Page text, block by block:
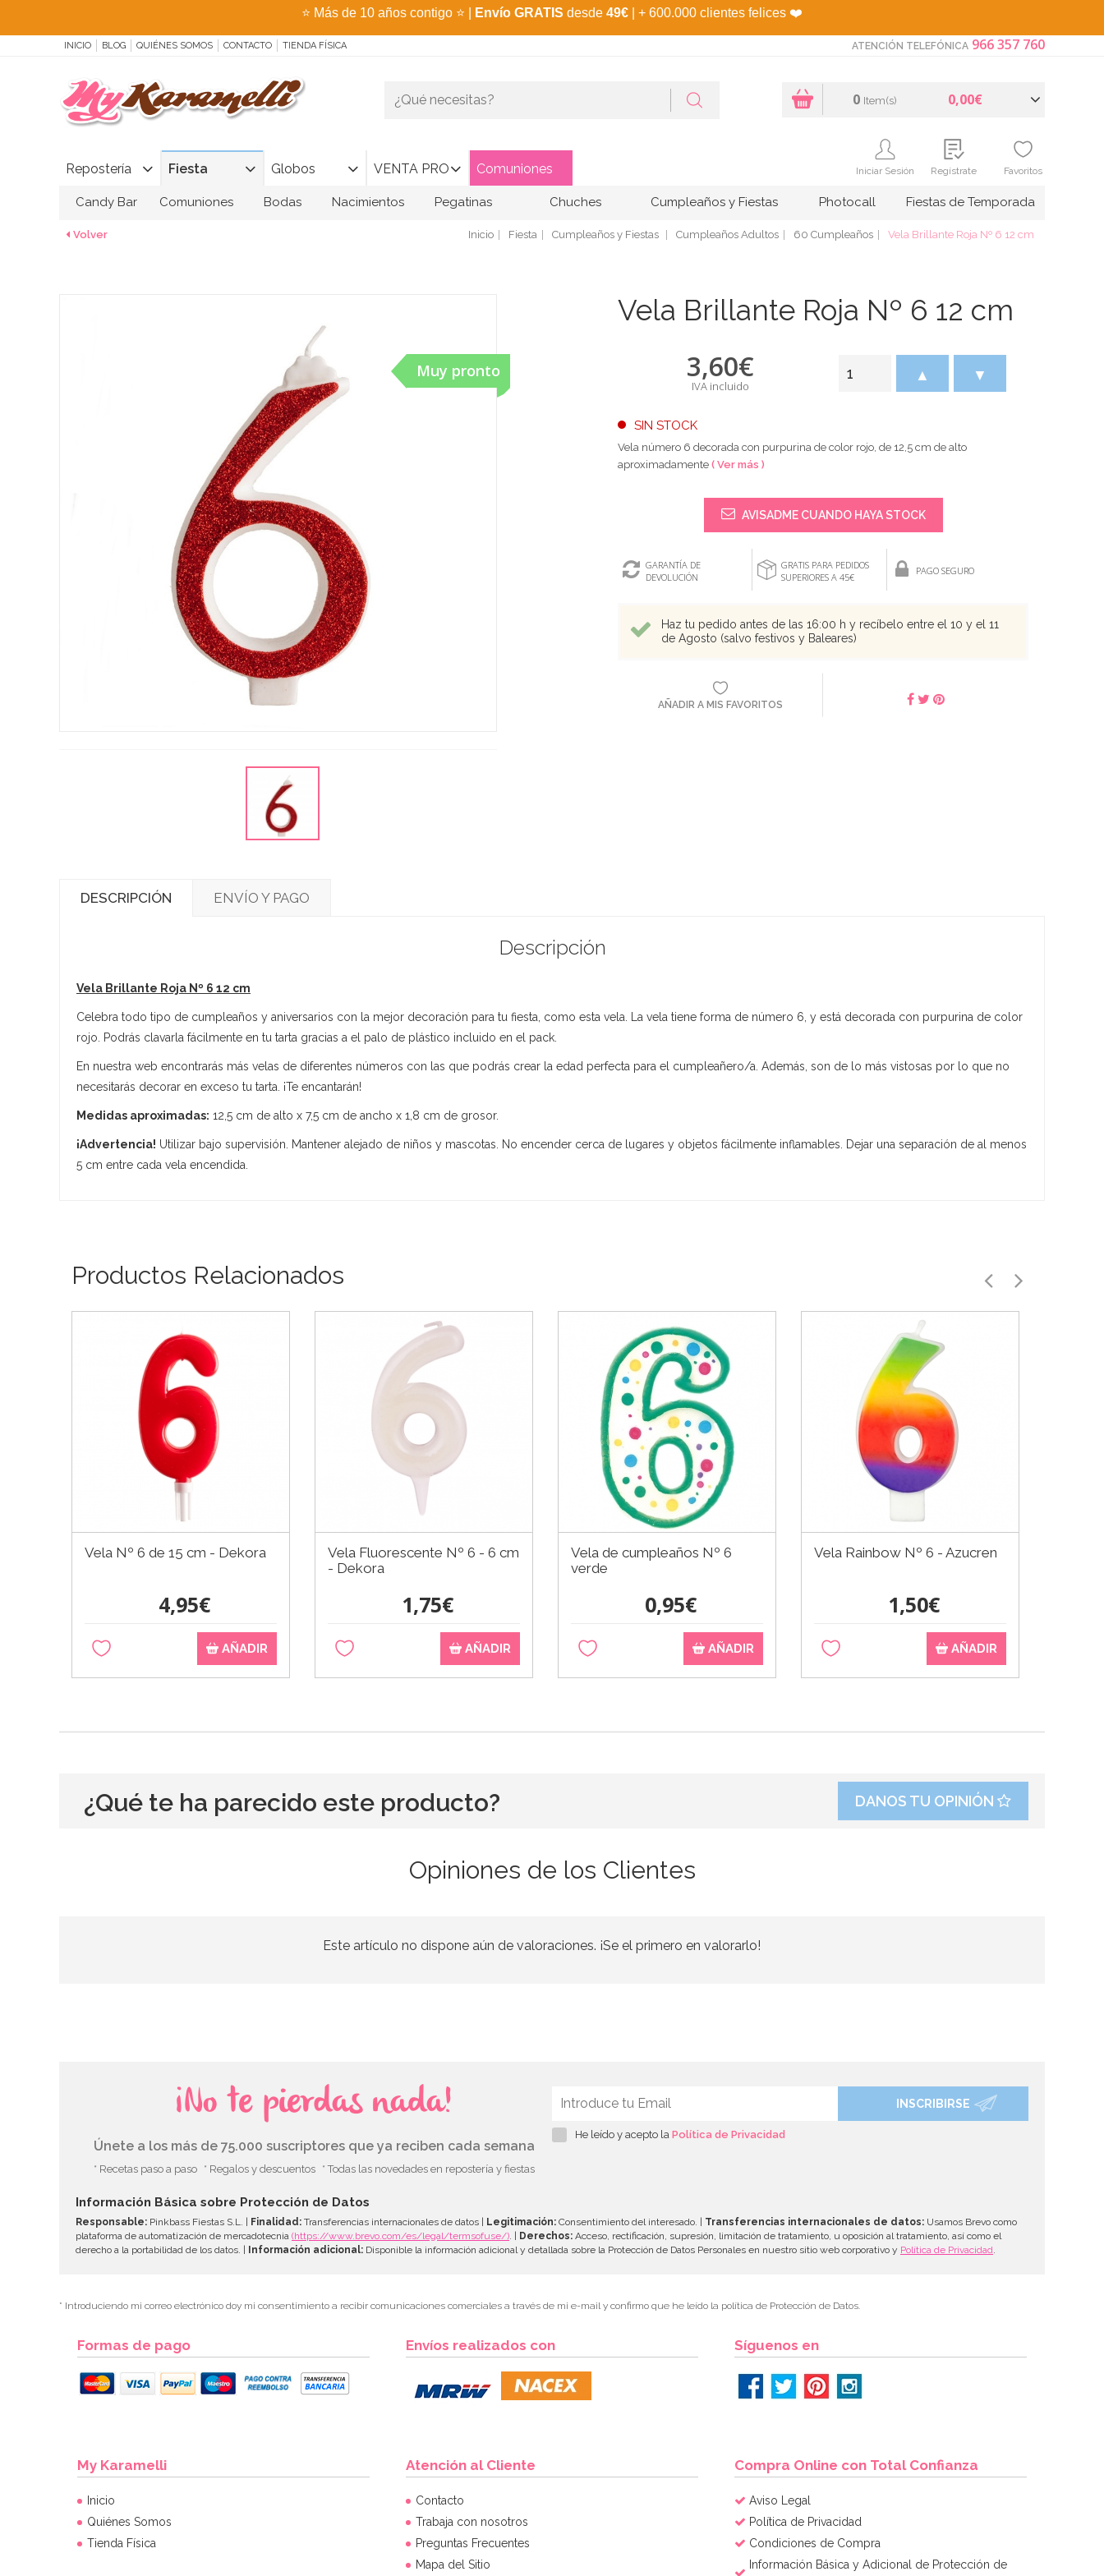
⭐ Más de 10 años contigo ⭐ Envío GRATIS desde 49€ | + 600.000 clientes felices ❤️
INICIO BLOG QUIÉNES SOMOS CONTACTO TIENDA FÍSICA ATENCIÓN TELEFÓNICA 966 357 760
Repostería Fiesta Globos VENTA PRO Comuniones
0 Item(s) 0,00€
Iniciar Sesión Regístrate Favoritos
Candy Bar Comuniones Bodas Nacimientos Pegatinas Chuches Cumpleaños y Fiestas Photocall Fiestas de Temporada
Volver Inicio Fiesta Cumpleaños y Fiestas Cumpleaños Adultos 60 Cumpleaños Vela Brillante Roja Nº 6 12 cm
Muy pronto
Vela Brillante Roja Nº 6 12 cm
3,60€
IVA incluido
SIN STOCK
▲ ▼
Vela número 6 decorada con purpurina de color rojo, de 12,5 cm de alto
aproximadamente ( Ver más )
AVISADME CUANDO HAYA STOCK
GARANTÍA DE
DEVOLUCIÓN
GRATIS PARA PEDIDOS
SUPERIORES A 45€
PAGO SEGURO
Haz tu pedido antes de las 16:00 h y recíbelo entre el 10 y el 11
de Agosto (salvo festivos y Baleares)
AÑADIR A MIS FAVORITOS
DESCRIPCIÓN ENVÍO Y PAGO
Descripción
Vela Brillante Roja Nº 6 12 cm
Celebra todo tipo de cumpleaños y aniversarios con la mejor decoración para tu fiesta, como esta vela. La vela tiene forma de número 6, y está decorada con purpurina de color
rojo. Podrás clavarla fácilmente en tu tarta gracias a el palo de plástico incluido en el pack.
En nuestra web encontrarás más velas de diferentes números con las que podrás crear la edad perfecta para el cumpleañero/a. Además, son de lo más vistosas por lo que no
necesitarás decorar en exceso tu tarta. ¡Te encantarán!
Medidas aproximadas: 12,5 cm de alto x 7,5 cm de ancho x 1,8 cm de grosor.
¡Advertencia! Utilizar bajo supervisión. Mantener alejado de niños y mascotas. No encender cerca de lugares y objetos fácilmente inflamables. Dejar una separación de al menos
5 cm entre cada vela encendida.
Productos Relacionados
Vela Nº 6 de 15 cm - Dekora
4,95€
AÑADIR
Vela Fluorescente Nº 6 - 6 cm
- Dekora
1,75€
AÑADIR
Vela de cumpleaños Nº 6
verde
0,95€
AÑADIR
Vela Rainbow Nº 6 - Azucren
1,50€
AÑADIR
¿Qué te ha parecido este producto? DANOS TU OPINIÓN
Opiniones de los Clientes
Este artículo no dispone aún de valoraciones. ¡Se el primero en valorarlo!
¡No te pierdas nada!
Únete a los más de 75.000 suscriptores que ya reciben cada semana
* Recetas paso a paso * Regalos y descuentos * Todas las novedades en repostería y fiestas
INSCRIBIRSE
He leído y acepto la Política de Privacidad
Información Básica sobre Protección de Datos
Responsable: Pinkbass Fiestas S.L. | Finalidad: Transferencias internacionales de datos | Legitimación: Consentimiento del interesado. | Transferencias internacionales de datos: Usamos Brevo como
plataforma de automatización de mercadotecnia (https://www.brevo.com/es/legal/termsofuse/) . | Derechos: Acceso, rectificación, supresión, limitación de tratamiento, u oposición al tratamiento, así como el
derecho a la portabilidad de los datos. | Información adicional: Disponible la información adicional y detallada sobre la Protección de Datos Personales en nuestro sitio web corporativo y Política de Privacidad
* Introduciendo mi correo electrónico doy mi consentimiento a recibir comunicaciones comerciales a través de mi e-mail y confirmo que he leído la política de Protección de Datos.
Formas de pago Envíos realizados con Síguenos en
My Karamelli
Inicio
Quiénes Somos
Tienda Física
Atención al Cliente
Contacto
Trabaja con nosotros
Preguntas Frecuentes
Mapa del Sitio
Compra Online con Total Confianza
Aviso Legal
Política de Privacidad
Condiciones de Compra
Información Básica y Adicional de Protección de